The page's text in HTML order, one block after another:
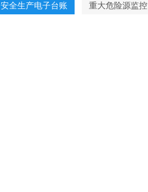
安全生产电子台账 重大危险源监控